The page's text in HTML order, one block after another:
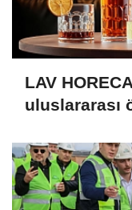
LAV
uluslararası